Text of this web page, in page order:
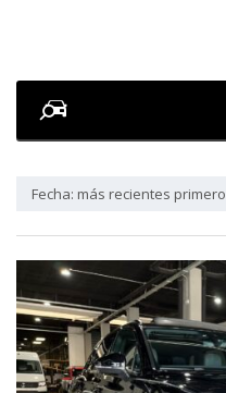
Fecha: más recientes primero